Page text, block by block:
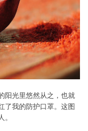
阳光里悠然从之，也就
了我的防护口罩。这图